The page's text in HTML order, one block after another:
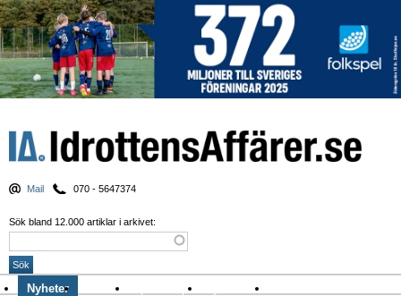
Mail 070 - 5647374
Sök bland 12.000 artiklar i arkivet:
Nyheter Krönikor Sport & spel Nyhetsbrev